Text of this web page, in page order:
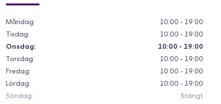
Måndag:
10:00 - 19:00
Tisdag:
10:00 - 19:00
Onsdag:
10:00 - 19:00
Torsdag:
10:00 - 19:00
Fredag:
10:00 - 19:00
Lördag:
10:00 - 19:00
Söndag: Stängt